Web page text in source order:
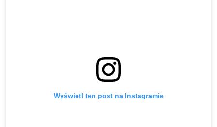
Wyświetl ten post na Instagramie